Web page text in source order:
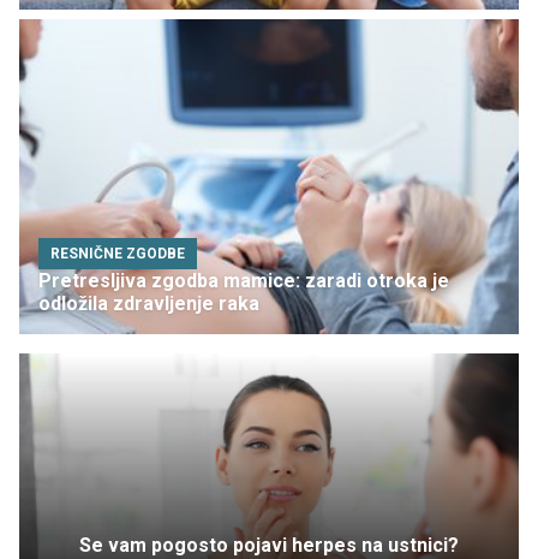
RESNIČNE ZGODBE
Pretresljiva zgodba mamice: zaradi otroka je
odložila zdravljenje raka
Se vam pogosto pojavi herpes na ustnici?